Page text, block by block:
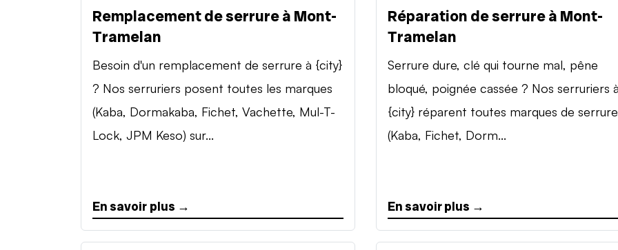
Remplacement de serrure à Mont-
Tramelan
Besoin d'un remplacement de serrure à {city}
? Nos serruriers posent toutes les marques
(Kaba, Dormakaba, Fichet, Vachette, Mul-T-
Lock, JPM Keso) sur...
En savoir plus →
Réparation de serrure à Mont-
Tramelan
Serrure dure, clé qui tourne mal, pêne
bloqué, poignée cassée ? Nos serruriers
{city} réparent toutes marques de
(Kaba, Fichet, Dorm...
En savoir plus →